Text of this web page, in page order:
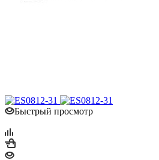
Быстрый просмотр